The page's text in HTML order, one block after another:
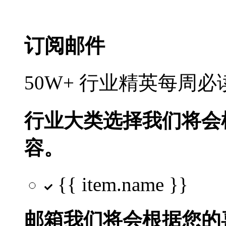
订阅邮件
50W+ 行业精英每周
行业大类选择我们将
容。
{{ item.name }}
邮箱我们将会根据您